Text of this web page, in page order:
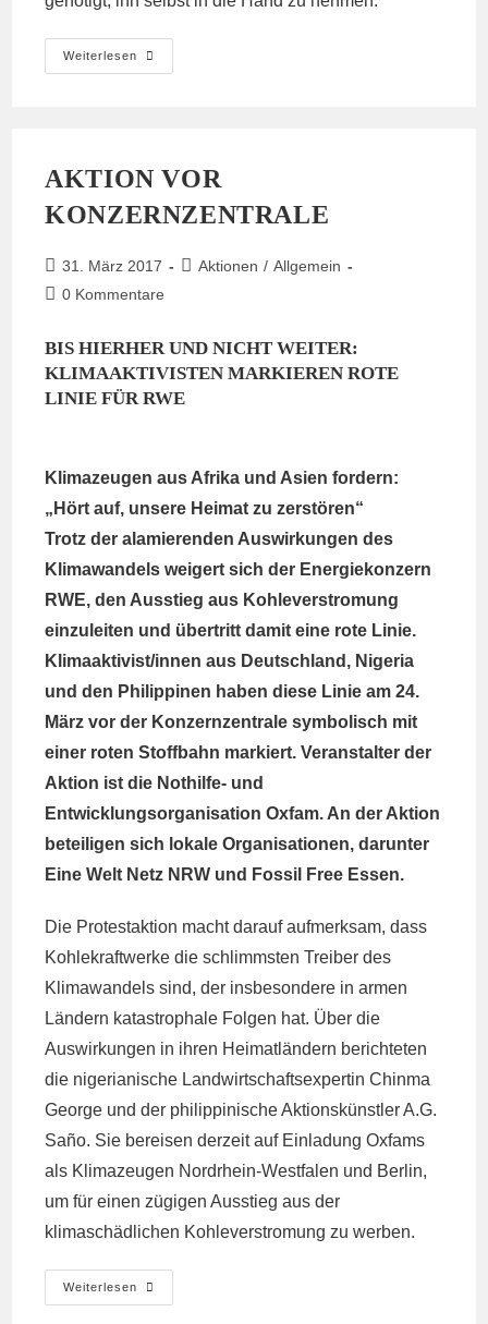
Weiterlesen
„Ende
Gelände
AKTION VOR
KONZERNZENTRALE
Beitrag
veröffentlicht:
31. März 2017
Beitrags-
Aktionen / Allgemein
Beitrags-
0 Kommentare
BIS HIERHER UND NICHT WEITER:
KLIMAAKTIVISTEN MARKIEREN ROTE
LINIE FÜR RWE
Klimazeugen aus Afrika und Asien fordern:
„Hört auf, unsere Heimat zu zerstören“
Trotz der alamierenden Auswirkungen des
Klimawandels weigert sich der Energiekonzern
RWE, den Ausstieg aus Kohleverstromung
einzuleiten und übertritt damit eine rote Linie.
Klimaaktivist/innen aus Deutschland, Nigeria
und den Philippinen haben diese Linie am 24.
März vor der Konzernzentrale symbolisch mit
einer roten Stoffbahn markiert. Veranstalter der
Aktion ist die Nothilfe- und
Entwicklungsorganisation Oxfam. An der Aktion
beteiligen sich lokale Organisationen, darunter
Eine Welt Netz NRW und Fossil Free Essen.
Die Protestaktion macht darauf aufmerksam, dass
Kohlekraftwerke die schlimmsten Treiber des
Klimawandels sind, der insbesondere in armen
Ländern katastrophale Folgen hat. Über die
Auswirkungen in ihren Heimatländern berichteten
die nigerianische Landwirtschaftsexpertin Chinma
George und der philippinische Aktionskünstler A.G.
Saño. Sie bereisen derzeit auf Einladung Oxfams
als Klimazeugen Nordrhein-Westfalen und Berlin,
um für einen zügigen Ausstieg aus der
klimaschädlichen Kohleverstromung zu werben.
Weiterlesen
Aktion
Vor